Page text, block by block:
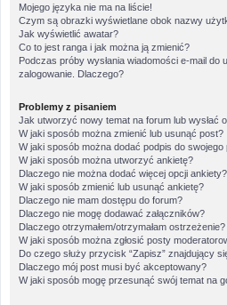
Mojego języka nie ma na liście!
Czym są obrazki wyświetlane obok nazwy
Jak wyświetlić awatar?
Co to jest ranga i jak można ją zmienić?
Podczas próby wysłania wiadomości e-mail do
zalogowanie. Dlaczego?
Problemy z pisaniem
Jak utworzyć nowy temat na forum lub wysłać
W jaki sposób można zmienić lub usunąć post?
W jaki sposób można dodać podpis do swojego
W jaki sposób można utworzyć ankietę?
Dlaczego nie można dodać więcej opcji ankiety?
W jaki sposób zmienić lub usunąć ankietę?
Dlaczego nie mam dostępu do forum?
Dlaczego nie mogę dodawać załączników?
Dlaczego otrzymałem/otrzymałam ostrzeżenie?
W jaki sposób można zgłosić posty
Do czego służy przycisk “Zapisz” znajdujący
Dlaczego mój post musi być akceptowany?
W jaki sposób mogę przesunąć swój temat na